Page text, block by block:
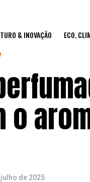
& INOVAÇÃO ECO,
o
de 2025